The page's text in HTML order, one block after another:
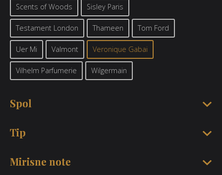
Scents of Woods Sisley Paris
Testament London Thameen Tom Ford
Uer Mi Valmont Veronique Gabai
Vilhelm Parfumerie Wilgermain
Spol
Tip
Mirisne note